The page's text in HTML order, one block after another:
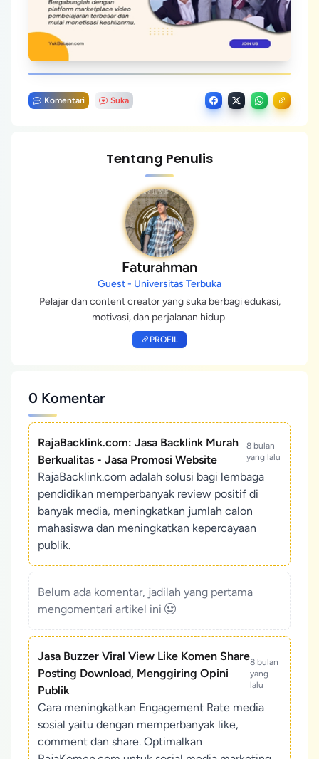
Komentari Suka
Tentang Penulis
Faturahman
Guest - Universitas Terbuka
Pelajar dan content creator yang suka berbagi edukasi,
motivasi, dan perjalanan hidup.
PROFIL
0 Komentar
RajaBacklink.com: Jasa Backlink Murah
Berkualitas - Jasa Promosi Website
8 bulan
yang lalu
RajaBacklink.com adalah solusi bagi lembaga
pendidikan memperbanyak review positif di
banyak media, meningkatkan jumlah calon
mahasiswa dan meningkatkan kepercayaan
publik.
Belum ada komentar, jadilah yang pertama
mengomentari artikel ini
Jasa Buzzer Viral View Like Komen Share
Posting Download, Menggiring Opini
Publik
8 bulan
yang
lalu
Cara meningkatkan Engagement Rate media
sosial yaitu dengan memperbanyak like,
comment dan share. Optimalkan